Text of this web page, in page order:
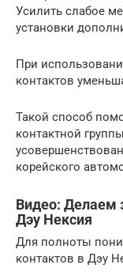
Усилить слабое
установки
При
контактов
Такой способ
контактной
корейского
Видео: Делаем
Дэу Нексия
Для полноты
контактов в Дэу